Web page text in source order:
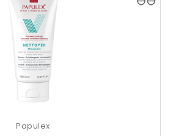
Papulex